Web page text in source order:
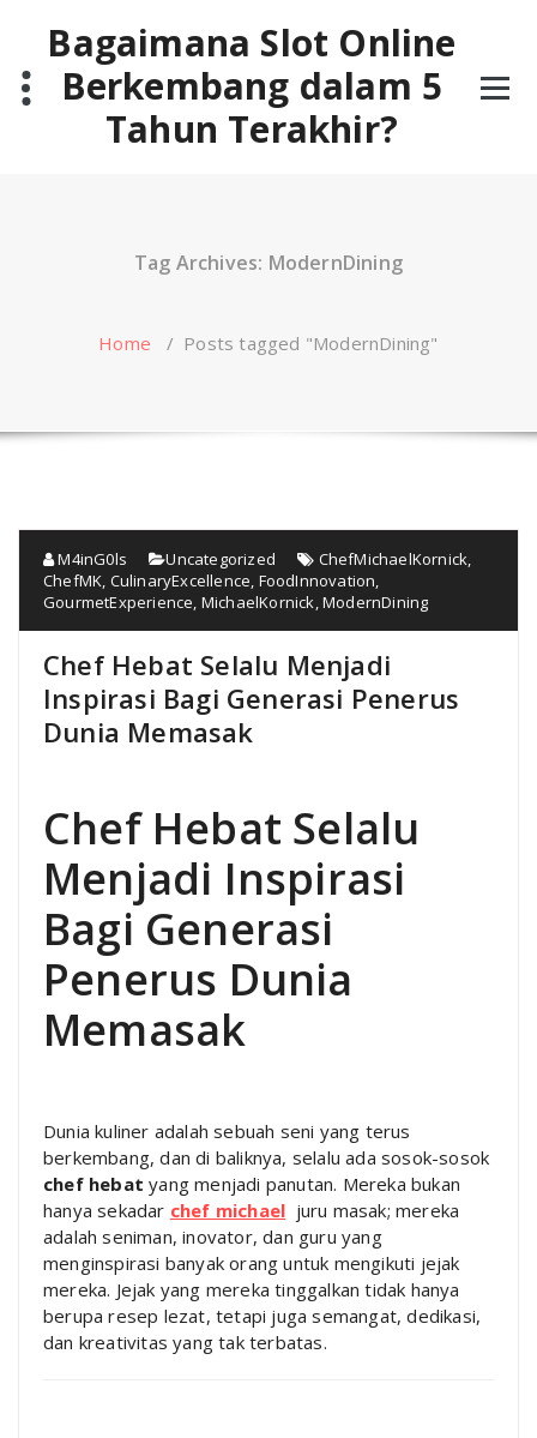
contentBagaimana Slot Online
Berkembang dalam 5
Tahun Terakhir?
Tag Archives: ModernDining
Home / Posts tagged "ModernDining"
M4inG0ls Uncategorized ChefMichaelKornick
ChefMK CulinaryExcellence FoodInnovation
GourmetExperience MichaelKornick ,ModernDining
Chef Hebat Selalu Menjadi
Inspirasi Bagi Generasi Penerus
Dunia Memasak
Chef Hebat Selalu
Menjadi Inspirasi
Bagi Generasi
Penerus Dunia
Memasak
Dunia kuliner adalah sebuah seni yang terus
berkembang, dan di baliknya, selalu ada sosok-sosok
chef hebat yang menjadi panutan. Mereka bukan
hanya sekadar chef michael juru masak; mereka
adalah seniman, inovator, dan guru yang
menginspirasi banyak orang untuk mengikuti jejak
mereka. Jejak yang mereka tinggalkan tidak hanya
berupa resep lezat, tetapi juga semangat, dedikasi,
dan kreativitas yang tak terbatas.